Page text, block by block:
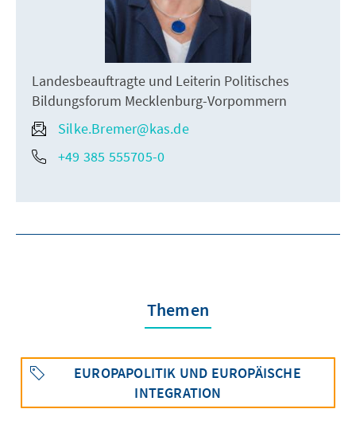
Landesbeauftragte und Leiterin Politisches
Bildungsforum Mecklenburg-Vorpommern
Silke.Bremer@kas.de
+49 385 555705-0
Themen
EUROPAPOLITIK UND EUROPÄISCHE
INTEGRATION